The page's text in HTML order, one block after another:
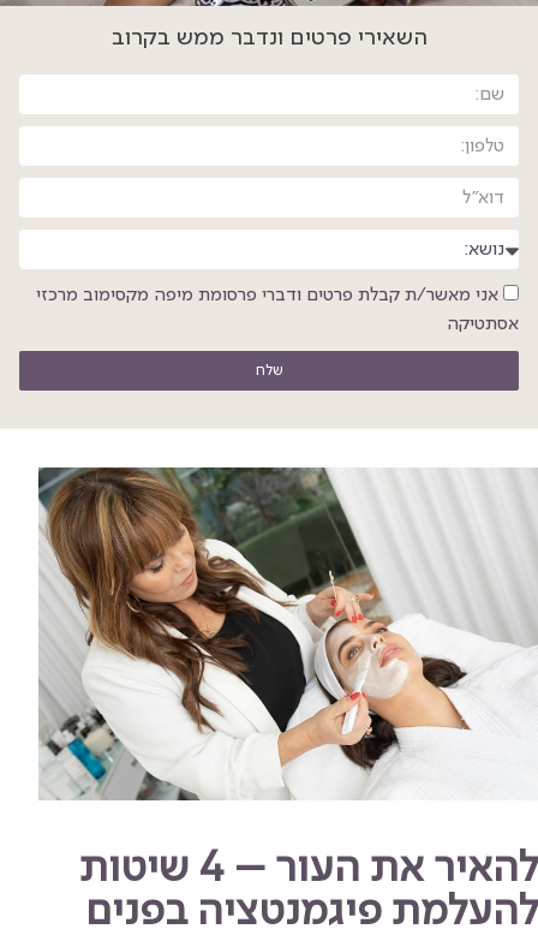
השאירי פרטים ונדבר ממש בקרוב
אני מאשר/ת קבלת פרטים ודברי פרסומת מיפה מקסימוב מרכזי
אסתטיקה
שלח
להאיר את העור – 4 שיטות
להעלמת פיגמנטציה בפנים